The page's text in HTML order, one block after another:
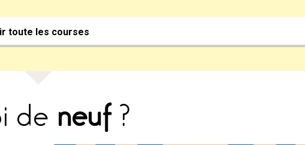
toute les courses
de neuf?